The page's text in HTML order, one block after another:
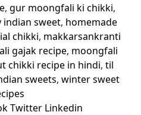
, gur moongfali ki chikki,
indian sweet, homemade
chikki, makkarsankranti
gajak recipe, moongfali
chikki recipe in hindi, til
sweets, winter sweet
Twitter Linkedin